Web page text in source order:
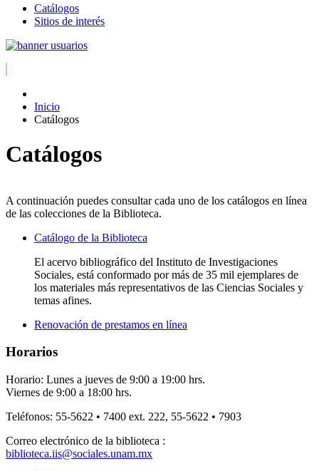
Catálogos
Sitios de interés
Inicio
Catálogos
Catálogos
A continuación puedes consultar cada uno de los catálogos en línea
de las colecciones de la Biblioteca.
Catálogo de la Biblioteca
El acervo bibliográfico del Instituto de Investigaciones
Sociales, está conformado por más de 35 mil ejemplares de
los materiales más representativos de las Ciencias Sociales y
temas afines.
Renovación de prestamos en línea
Horarios
Horario: Lunes a jueves de 9:00 a 19:00 hrs.
Viernes de 9:00 a 18:00 hrs.
Teléfonos: 55-5622 • 7400 ext. 222, 55-5622 • 7903
Correo electrónico de la biblioteca :
biblioteca.iis@sociales.unam.mx